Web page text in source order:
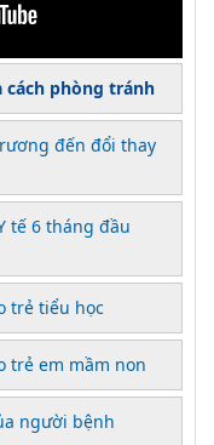
cách phòng tránh
đến đổi thay
tế 6 tháng đầu
trẻ tiểu học
trẻ em mầm non
người bệnh